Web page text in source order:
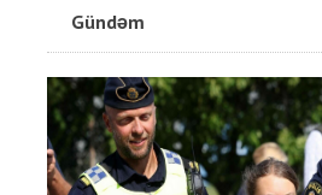
Gündəm